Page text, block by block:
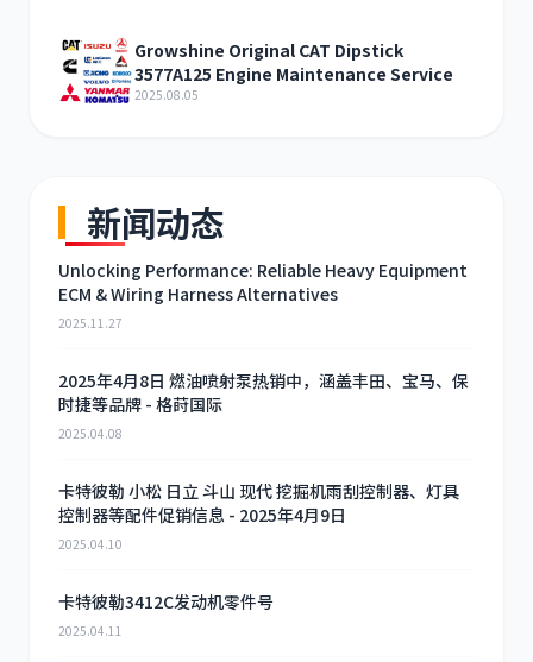
Growshine Original CAT Dipstick
3577A125 Engine Maintenance Service
2025.08.05
新闻动态
Unlocking Performance: Reliable Heavy Equipment
ECM & Wiring Harness Alternatives
2025.11.27
2025年4月8日 燃油喷射泵热销中，涵盖丰田、宝马、保
时捷等品牌 - 格莳国际
2025.04.08
卡特彼勒 小松 日立 斗山 现代 挖掘机雨刮控制器、灯具
控制器等配件促销信息 - 2025年4月9日
2025.04.10
卡特彼勒3412C发动机零件号
2025.04.11